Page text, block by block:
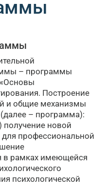
– программы
Построение
и общие механизмы
– программа):
новой
профессиональной
в рамках имеющейся
психологической